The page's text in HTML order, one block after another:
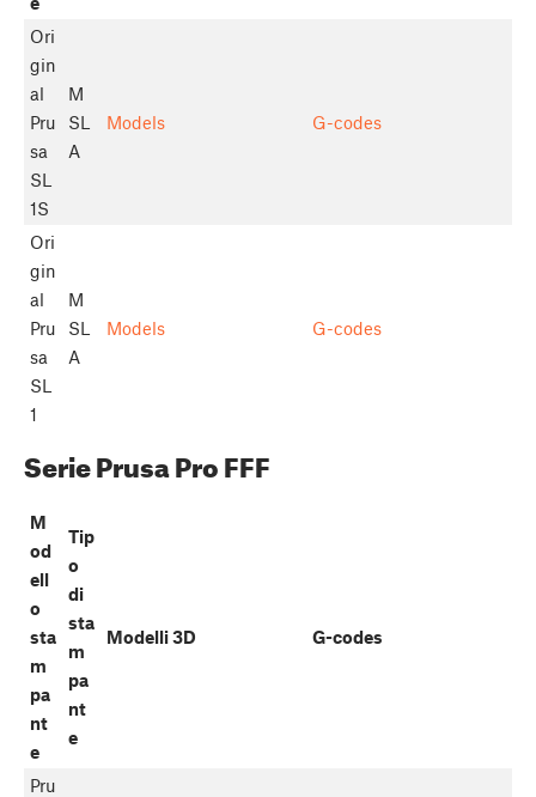
Ori
gin
al
Pru
sa
SL
1S
M
SL
A
Models G-codes
Ori
gin
al
Pru
sa
SL
1
M
SL
A
Models G-codes
Serie Prusa Pro FFF
M
od
ell
o
sta
m
pa
nt
e
Tip
o
di
sta
m
pa
nt
e
Modelli 3D G-codes
Pru